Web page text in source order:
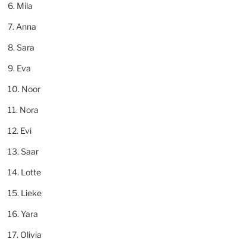
Mila
Anna
Sara
Eva
Noor
Nora
Evi
Saar
Lotte
Lieke
Yara
Olivia